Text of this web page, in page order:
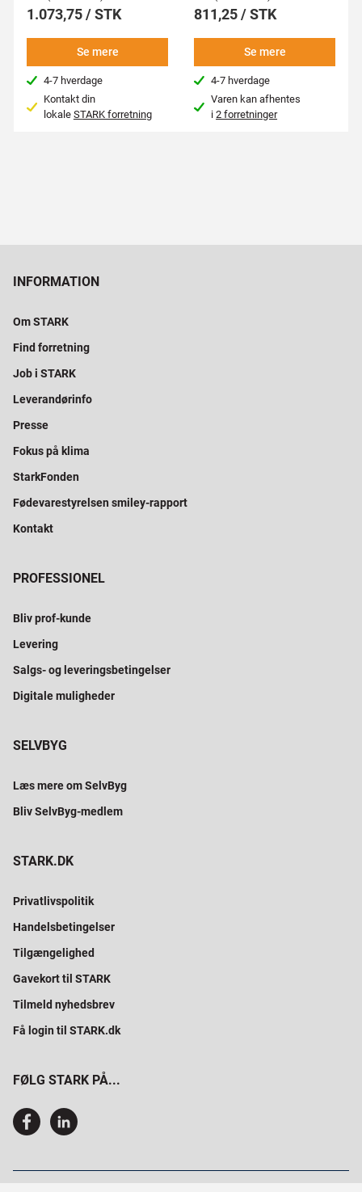
1.073,75 / STK
Se mere
4-7 hverdage
Kontakt din
lokale STARK forretning
811,25 / STK
Se mere
4-7 hverdage
Varen kan afhentes
i2 forretninger
INFORMATION
Om STARK
Find forretning
Job i STARK
Leverandørinfo
Presse
Fokus på klima
StarkFonden
Fødevarestyrelsen smiley-rapport
Kontakt
PROFESSIONEL
Bliv prof-kunde
Levering
Salgs- og leveringsbetingelser
Digitale muligheder
SELVBYG
Læs mere om SelvByg
Bliv SelvByg-medlem
STARK.DK
Privatlivspolitik
Handelsbetingelser
Tilgængelighed
Gavekort til STARK
Tilmeld nyhedsbrev
Få login til STARK.dk
FØLG STARK PÅ...